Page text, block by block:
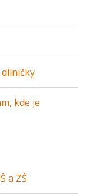
kde je
a ZŠ